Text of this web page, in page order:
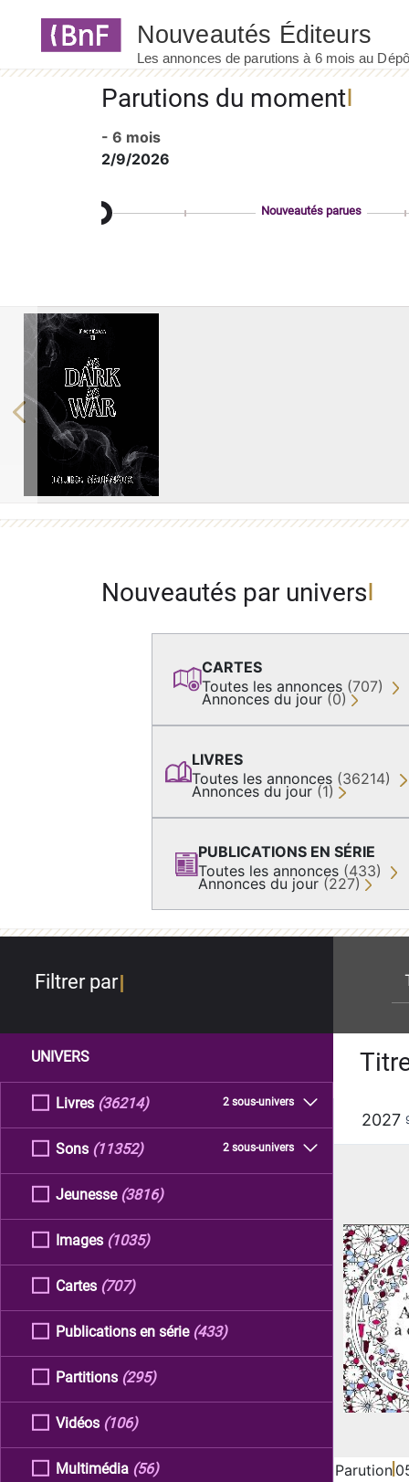
Parutions du moment
- 6 mois
2/9/2026
Nouveautés parues
Previous
Nouveautés par univers
CARTES
Toutes les annonces (707)
Annonces du jour (0)
LIVRES
Toutes les annonces (36214)
Annonces du jour (1)
PUBLICATIONS EN SÉRIE
Toutes les annonces (433)
Annonces du jour (227)
Filtrer par
UNIVERS
Livres 2 sous-univers
(36214)
Sons 2 sous-univers
(11352)
Jeunesse (3816)
Images (1035)
Cartes (707)
Publications en série (433)
Partitions (295)
Vidéos (106)
Multimédia (56)
2027
Parution